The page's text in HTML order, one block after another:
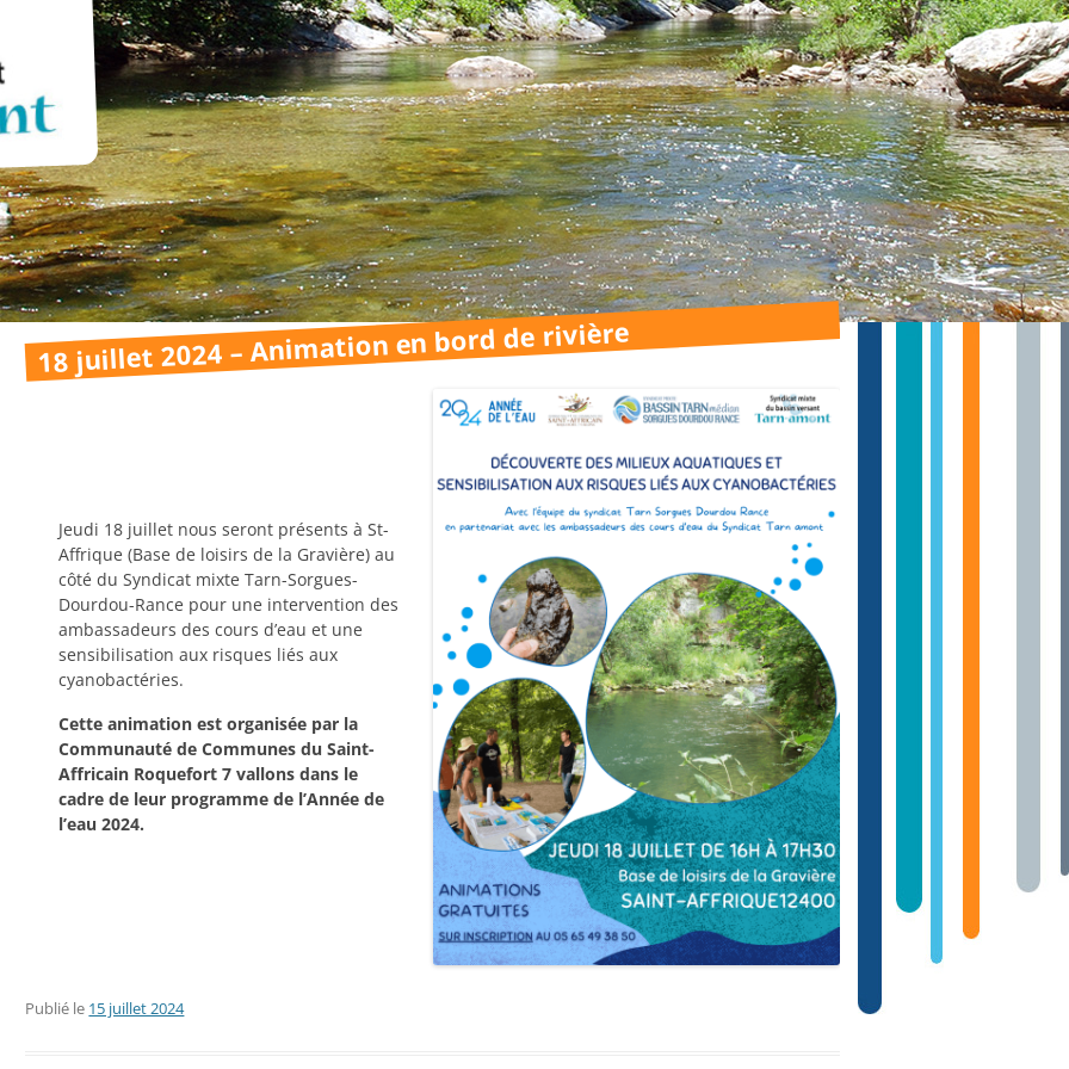
18 juillet 2024 – Animation en bord de rivière
Jeudi 18 juillet nous seront présents à St-
Affrique (Base de loisirs de la Gravière) au
côté du Syndicat mixte Tarn-Sorgues-
Dourdou-Rance pour une intervention des
ambassadeurs des cours d’eau et une
sensibilisation aux risques liés aux
cyanobactéries.
Cette animation est organisée par la
Communauté de Communes du Saint-
Affricain Roquefort 7 vallons dans le
cadre de leur programme de l’Année de
l’eau 2024.
Publié le 15 juillet 2024